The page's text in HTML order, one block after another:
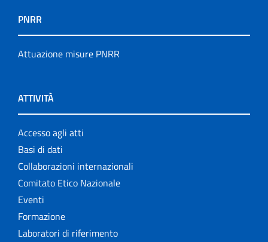
PNRR
Attuazione misure PNRR
ATTIVITÀ
Accesso agli atti
Basi di dati
Collaborazioni internazionali
Comitato Etico Nazionale
Eventi
Formazione
Laboratori di riferimento